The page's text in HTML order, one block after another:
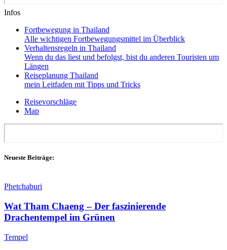
Infos
Fortbewegung in Thailand
Alle wichtigen Fortbewegungsmittel im Überblick
Verhaltensregeln in Thailand
Wenn du das liest und befolgst, bist du anderen Touristen um
Längen
Reiseplanung Thailand
mein Leitfaden mit Tipps und Tricks
Reisevorschläge
Map
Neueste Beiträge:
Phetchaburi
Wat Tham Chaeng – Der faszinierende
Drachentempel im Grünen
Tempel